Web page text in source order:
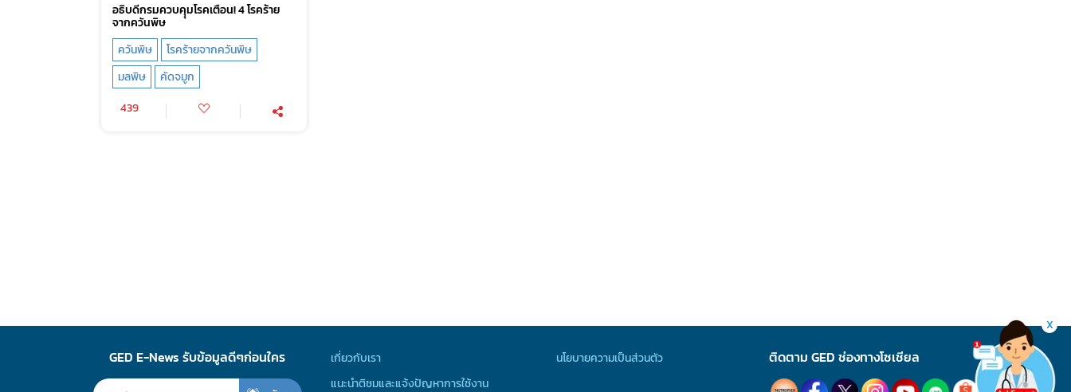
อธิบดีกรมควบคุุมโรคเตือน! 4 โรคร้าย
จากควันพิษ
ควันพิษ
โรคร้ายจากควันพิษ
มลพิษ
คัดจมูก
439
GED E-News รับข้อมูลดีๆก่อนใคร
เกี่ยวกับเรา
แนะนำติชมและแจ้งปัญหาการใช้งาน
นโยบายความเป็นส่วนตัว ติดตาม GED ช่องทางโซเชียล
X